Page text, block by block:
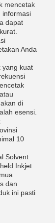
mencetak
informasi
dapat
Anda
yang kuat
di
esensi.
10
Solvent
Inkjet
dan
ini pasti